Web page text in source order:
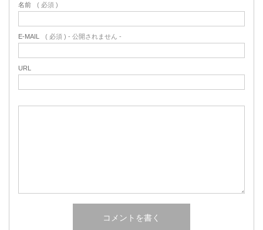
名前 ( 必須 )
E-MAIL ( 必須 ) - 公開されません -
URL